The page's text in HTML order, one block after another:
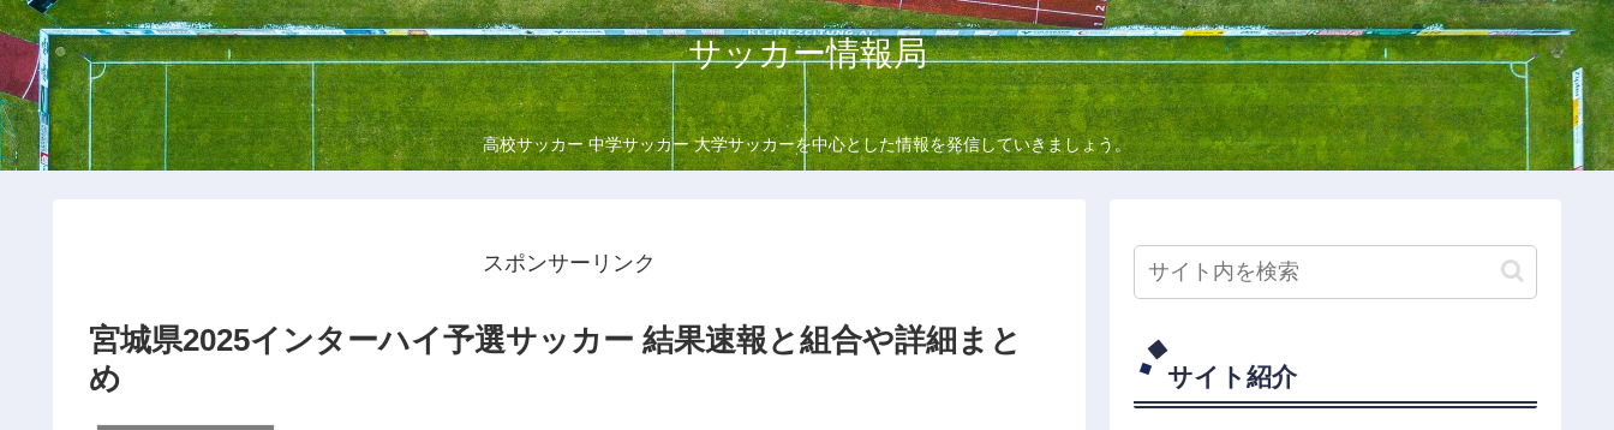
サッカー情報局
高校サッカー 中学サッカー 大学サッカーを中心とした情報を発信していきましょう。
スポンサーリンク
宮城県2025インターハイ予選サッカー 結果速報と組合や詳細まと
め
サイト紹介